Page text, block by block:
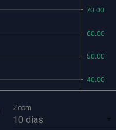
Zoom
10 dias